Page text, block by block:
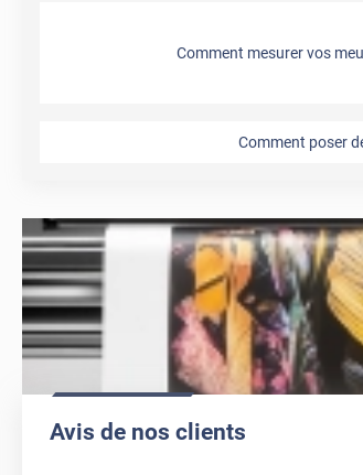
Comment mesurer vos
Comment poser
Avis de nos clients